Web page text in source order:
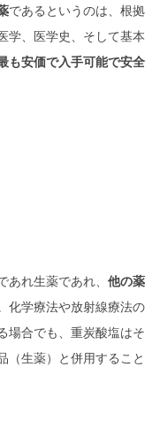
であるというのは、根拠
学、医学史、そして基本
も安価で入手可能で安全
れ生薬であれ、 他の薬
化学療法や放射線療法の
場合でも、重炭酸塩はそ
（生薬）と併用すること